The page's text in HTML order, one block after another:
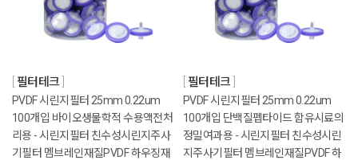
필터테크
PVDF 시린지필터 25mm 0.22um
100개입 바이오생물학적 수용액전처
리용 - 시린지필터 친수성시린지주사
기필터 멤브레인재질PVDF 하우징재
필터테크
PVDF 시린지필터 25mm 0.22um
100개입 단백질펩타이드 함유시료의
정밀여과용 - 시린지필터 친수성시린
지주사기필터 멤브레인재질PVDF 하